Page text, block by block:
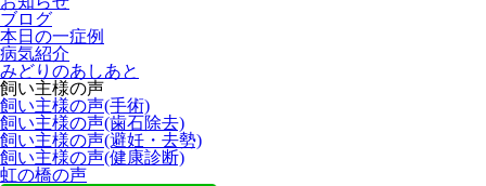
ブログ
本日の一症例
病気紹介
みどりのあしあと
飼い主様の声
飼い主様の声(手術)
飼い主様の声(歯石除去)
飼い主様の声(避妊・去勢)
飼い主様の声(健康診断)
虹の橋の声